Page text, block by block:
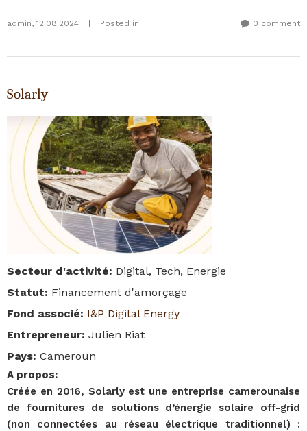
admin, 12.08.2024 Posted in 0 comment
Solarly
Secteur d'activité: Digital, Tech, Energie
Statut: Financement d'amorçage
Fond associé: I&P Digital Energy
Entrepreneur: Julien Riat
Pays: Cameroun
A propos:
Créée en 2016, Solarly est une entreprise camerounaise
de fournitures de solutions d’énergie solaire off-grid
(non connectées au réseau électrique traditionnel) :